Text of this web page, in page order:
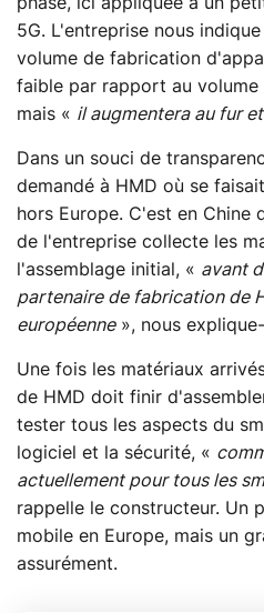
5G. L'entreprise nous
volume de fabrication
faible par rapport au
mais « il augmentera au fur
Dans un souci de
demandé à HMD où se
hors Europe. C'est en Chine
de l'entreprise collecte les
l'assemblage initial, « avant
partenaire de fabrication de
européenne», nous
Une fois les matériaux
de HMD doit finir
tester tous les aspects du
logiciel et la sécurité, «
actuellement pour tous les
rappelle le constructeur. Un
mobile en Europe, mais un
assurément.